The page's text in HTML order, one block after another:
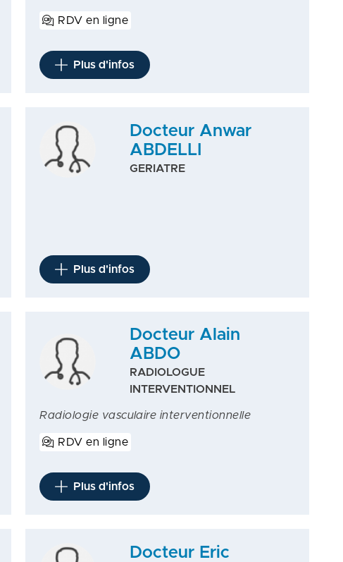
RDV en ligne
Plus d'infos
Docteur Anwar
ABDELLI
GERIATRE
Plus d'infos
Docteur Alain
ABDO
RADIOLOGUE
INTERVENTIONNEL
Radiologie vasculaire interventionnelle
RDV en ligne
Plus d'infos
Docteur Eric